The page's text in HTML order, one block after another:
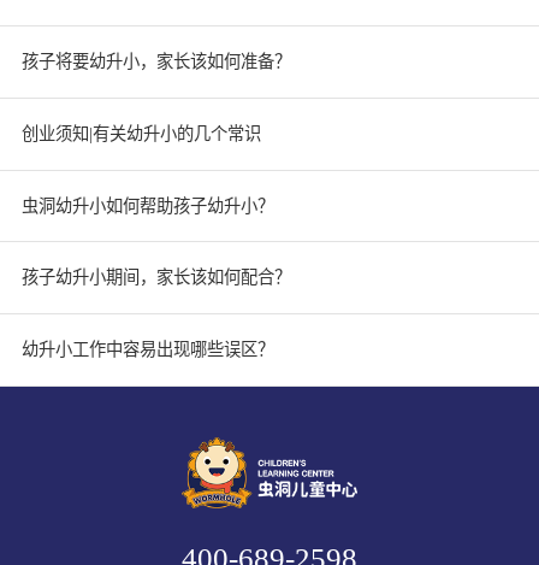
孩子将要幼升小，家长该如何准备？
创业须知|有关幼升小的几个常识
虫洞幼升小如何帮助孩子幼升小？
孩子幼升小期间，家长该如何配合？
幼升小工作中容易出现哪些误区？
400-689-2598